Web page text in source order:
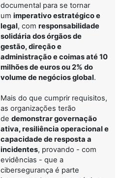
documental para se tornar
um imperativo estratégico e
legal, com responsabilidade
solidária dos órgãos de
gestão, direção e
administração e coimas até 10
milhões de euros ou 2% do
volume de negócios global.
Mais do que cumprir requisitos,
as organizações terão
de demonstrar governação
ativa, resiliência operacional e
capacidade de resposta a
incidentes, provando - com
evidências - que a
cibersegurança é parte